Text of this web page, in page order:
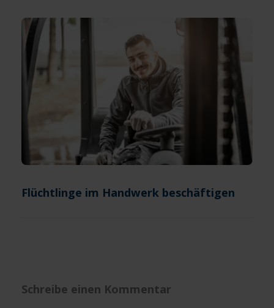
Flüchtlinge im Handwerk beschäftigen
Schreibe einen Kommentar